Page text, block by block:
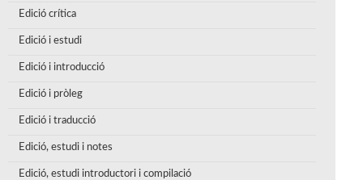
Edició crítica
Edició i estudi
Edició i introducció
Edició i pròleg
Edició i traducció
Edició, estudi i notes
Edició, estudi introductori i compilació